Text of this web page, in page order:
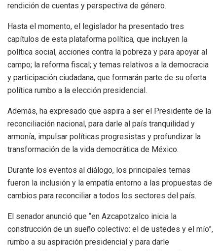
rendición de cuentas y perspectiva de género.
Hasta el momento, el legislador ha presentado tres
capítulos de esta plataforma política, que incluyen la
política social, acciones contra la pobreza y para apoyar al
campo; la reforma fiscal; y temas relativos a la democracia
y participación ciudadana, que formarán parte de su oferta
política rumbo a la elección presidencial.
Además, ha expresado que aspira a ser el Presidente de la
reconciliación nacional, para darle al país tranquilidad y
armonía, impulsar políticas progresistas y profundizar la
transformación de la vida democrática de México.
Durante los eventos al diálogo, los principales temas
fueron la inclusión y la empatía entorno a las propuestas de
cambios para reconciliar a todos los sectores del país.
El senador anunció que “en Azcapotzalco inicia la
construcción de un sueño colectivo: el de ustedes y el mío”,
rumbo a su aspiración presidencial y para darle